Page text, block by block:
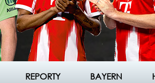
REPORTY BAYERN